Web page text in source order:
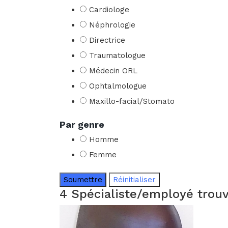
Cardiologe
Néphrologie
Directrice
Traumatologue
Médecin ORL
Ophtalmologue
Maxillo-facial/Stomato
Par genre
Homme
Femme
Soumettre Réinitialiser
4 Spécialiste/employé